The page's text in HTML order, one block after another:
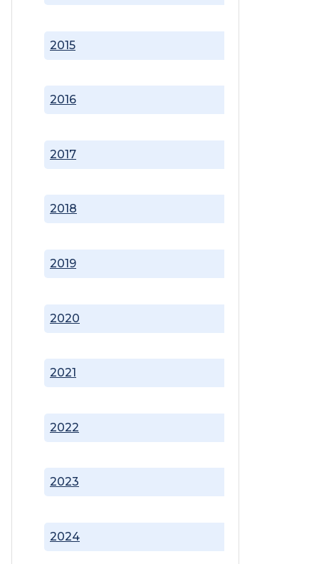
2015
2016
2017
2018
2019
2020
2021
2022
2023
2024